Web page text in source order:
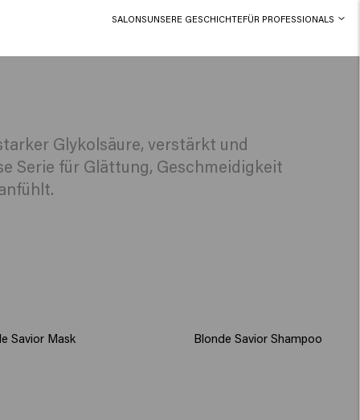
SALONSUNSERE GESCHICHTEFÜR PROFESSIONALS
Glykolsäure, verstärkt und
Serie für Glättung, Geschmeidigkeit
Savior Mask Blonde Savior Shampoo